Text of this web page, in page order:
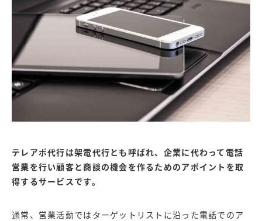
テレアポ代行は架電代行とも呼ばれ、企業に代わって電話
営業を行い顧客と商談の機会を作るためのアポイントを取
得するサービスです。
通常、営業活動ではターゲットリストに沿った電話でのア